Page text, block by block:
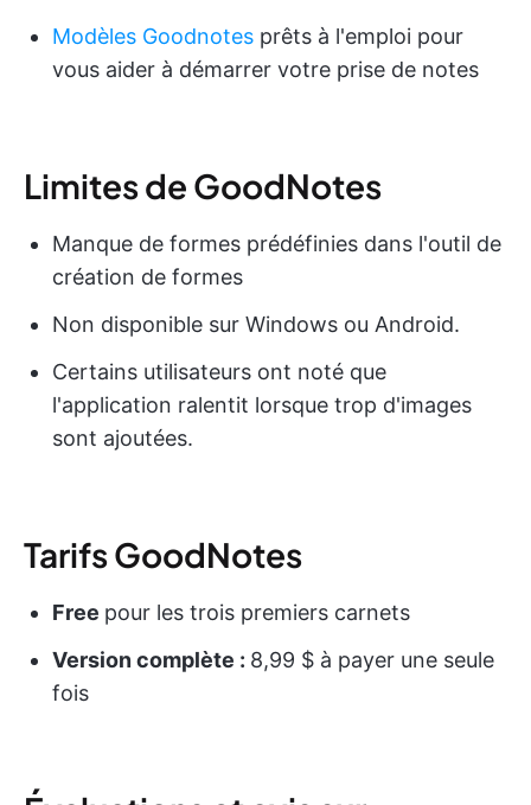
Modèles Goodnotes prêts à l'emploi pour
vous aider à démarrer votre prise de notes
Limites de GoodNotes
Manque de formes prédéfinies dans l'outil de
création de formes
Non disponible sur Windows ou Android.
Certains utilisateurs ont noté que
l'application ralentit lorsque trop d'images
sont ajoutées.
Tarifs GoodNotes
Free pour les trois premiers carnets
Version complète : 8,99 $ à payer une seule
fois